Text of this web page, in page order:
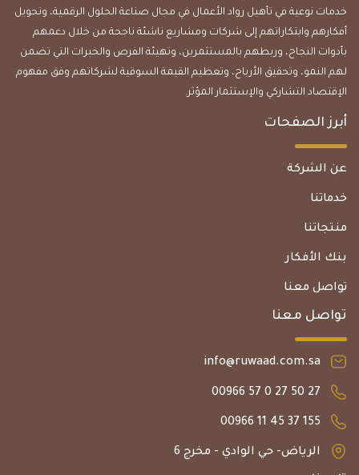
خدمات نوعية في تأهيل رواد الأعمال في مجال صناعة الحلول الرقمية، وتحويل
أفكارهم وابتكاراتهم إلى شركات ومشاريع ناشئة ناجحة من خلال دعمهم
بأدوات النجاح، وربطهم بالمستثمرين، وتهيئة الفرص والخبرات التي تضمن
لهم النمو، وتحقيق الأرباح، وتعظيم القيمة السوقية لشركاتهم وفق مفهوم
الإقتصاد التشاركي والإستثمار المؤثر.
أبرز الصفحات
عن الشركة
خدماتنا
منتجاتنا
بنك الأفكار
تواصل معنا
تواصل معنا
info@ruwaad.com.sa
الرياض- حي الوادي - مخرج 6